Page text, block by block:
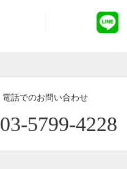
電話でのお問い合わせ
03-5799-4228